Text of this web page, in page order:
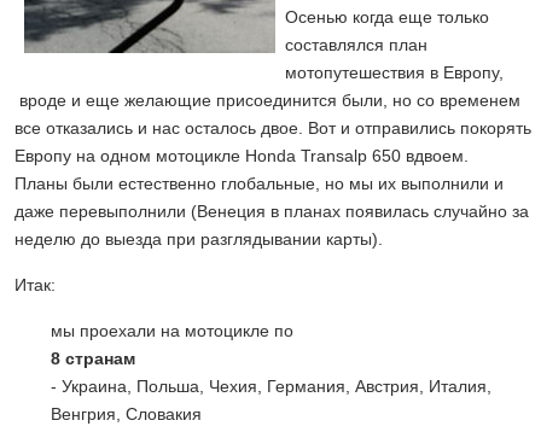
Осенью когда еще только
составлялся план
мотопутешествия в Европу,
вроде и еще желающие присоединится были, но со временем
все отказались и нас осталось двое. Вот и отправились покорять
Европу на одном мотоцикле Honda Transalp 650 вдвоем.
Планы были естественно глобальные, но мы их выполнили и
даже перевыполнили (Венеция в планах появилась случайно за
неделю до выезда при разглядывании карты).
Итак:
мы проехали на мотоцикле по
8 странам
- Украина, Польша, Чехия, Германия, Австрия, Италия,
Венгрия, Словакия